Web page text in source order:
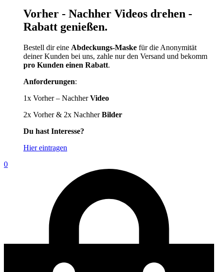
Vorher - Nachher Videos drehen -
Rabatt genießen.
Bestell dir eine Abdeckungs-Maske für die Anonymität
deiner Kunden bei uns, zahle nur den Versand und bekomm
pro Kunden einen Rabatt.
Anforderungen:
1x Vorher – NachherVideo
2x Vorher & 2x NachherBilder
Du hast Interesse?
Hier eintragen
0